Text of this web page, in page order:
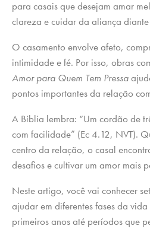
para casais que desejam amar
clareza e cuidar da aliança diante
O casamento envolve afeto,
intimidade e fé. Por isso, obras
Amor para Quem Tem Pressa
pontos importantes da relação
A Bíblia lembra: “Um cordão de
com facilidade” (Ec 4.12, NVT).
centro da relação, o casal
desafios e cultivar um amor mais
Neste artigo, você vai conhecer
ajudar em diferentes fases da
primeiros anos até períodos que